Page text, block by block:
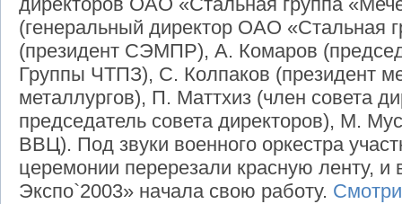
(генеральный директор ОАО «Стальная
(президент СЭМПР), А. Комаров
Группы ЧТПЗ), С. Колпаков (президент
металлургов), П. Маттхиз (член совета
председатель совета директоров), М.
ВВЦ). Под звуки военного оркестра
церемонии перерезали красную ленту, и
Экспо`2003» начала свою работу.